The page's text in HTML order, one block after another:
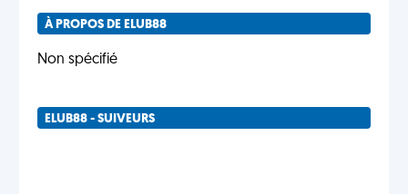
À PROPOS DE ELUB88
Non spécifié
ELUB88 - SUIVEURS